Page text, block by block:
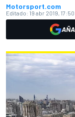
Motorsport.com
Editado: 19 abr 2019, 17:50